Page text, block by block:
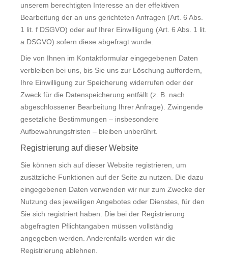
unserem berechtigten Interesse an der effektiven
Bearbeitung der an uns gerichteten Anfragen (Art. 6 Abs.
1 lit. f DSGVO) oder auf Ihrer Einwilligung (Art. 6 Abs. 1 lit.
a DSGVO) sofern diese abgefragt wurde.
Die von Ihnen im Kontaktformular eingegebenen Daten
verbleiben bei uns, bis Sie uns zur Löschung auffordern,
Ihre Einwilligung zur Speicherung widerrufen oder der
Zweck für die Datenspeicherung entfällt (z. B. nach
abgeschlossener Bearbeitung Ihrer Anfrage). Zwingende
gesetzliche Bestimmungen – insbesondere
Aufbewahrungsfristen – bleiben unberührt.
Registrierung auf dieser Website
Sie können sich auf dieser Website registrieren, um
zusätzliche Funktionen auf der Seite zu nutzen. Die dazu
eingegebenen Daten verwenden wir nur zum Zwecke der
Nutzung des jeweiligen Angebotes oder Dienstes, für den
Sie sich registriert haben. Die bei der Registrierung
abgefragten Pflichtangaben müssen vollständig
angegeben werden. Anderenfalls werden wir die
Registrierung ablehnen.